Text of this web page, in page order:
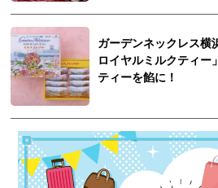
ガーデンネックレス横
ロイヤルミルクティー
ティーを餡に！